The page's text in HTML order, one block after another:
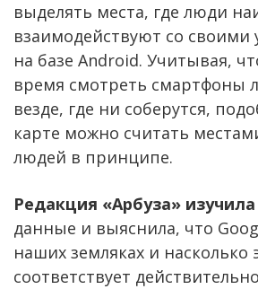
выделять места, где люди
взаимодействуют со своими
на базе Android. Учитывая,
время смотреть смартфоны
везде, где ни соберутся,
карте можно считать
людей в принципе.
Редакция «Арбуза» изучила
данные и выяснила, что
наших земляках и насколько
соответствует